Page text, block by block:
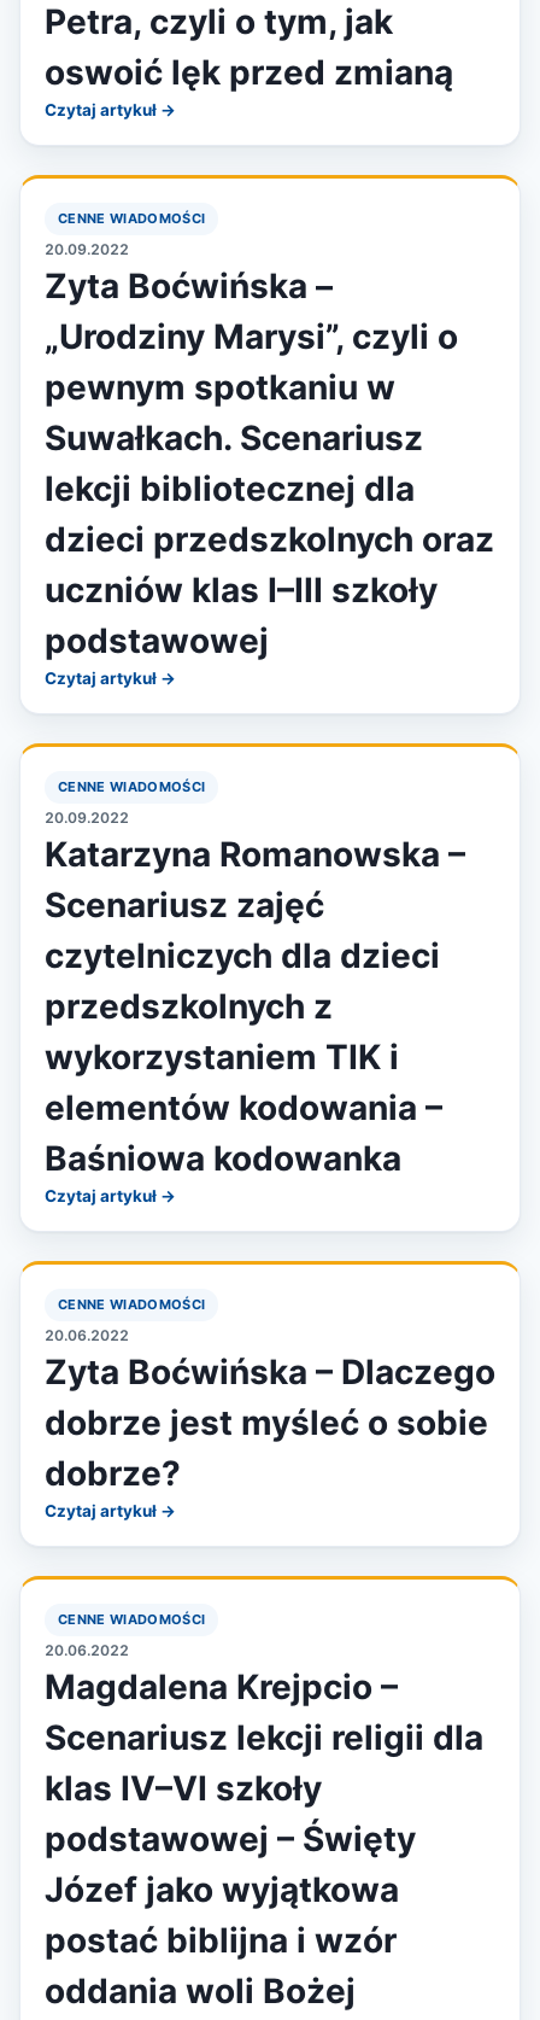
Petra, czyli o tym, jak
oswoić lęk przed zmianą
Czytaj artykuł →
CENNE WIADOMOŚCI
20.09.2022
Zyta Boćwińska –
„Urodziny Marysi”, czyli o
pewnym spotkaniu w
Suwałkach. Scenariusz
lekcji bibliotecznej dla
dzieci przedszkolnych oraz
uczniów klas I–III szkoły
podstawowej
Czytaj artykuł →
CENNE WIADOMOŚCI
20.09.2022
Katarzyna Romanowska –
Scenariusz zajęć
czytelniczych dla dzieci
przedszkolnych z
wykorzystaniem TIK i
elementów kodowania –
Baśniowa kodowanka
Czytaj artykuł →
CENNE WIADOMOŚCI
20.06.2022
Zyta Boćwińska – Dlaczego
dobrze jest myśleć o sobie
dobrze?
Czytaj artykuł →
CENNE WIADOMOŚCI
20.06.2022
Magdalena Krejpcio –
Scenariusz lekcji religii dla
klas IV–VI szkoły
podstawowej – Święty
Józef jako wyjątkowa
postać biblijna i wzór
oddania woli Bożej